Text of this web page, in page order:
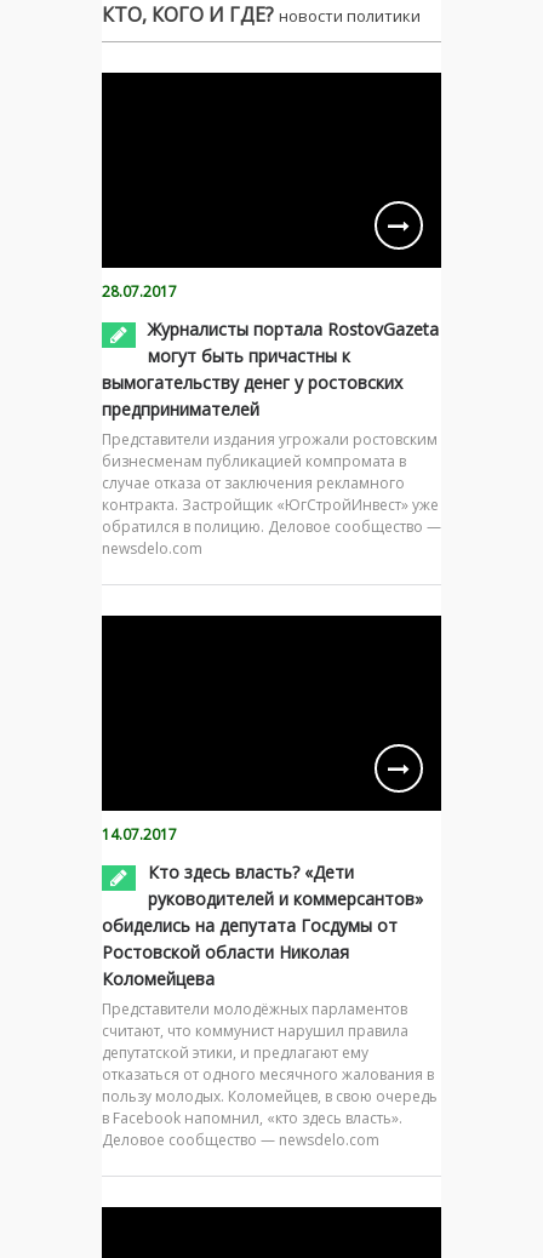
КТО, КОГО И ГДЕ? новости политики
28.07.2017
Журналисты портала RostovGazeta
могут быть причастны к
вымогательству денег у ростовских
предпринимателей
Представители издания угрожали ростовским
бизнесменам публикацией компромата в
случае отказа от заключения рекламного
контракта. Застройщик «ЮгСтройИнвест» уже
обратился в полицию. Деловое сообщество —
newsdelo.com
14.07.2017
Кто здесь власть? «Дети
руководителей и коммерсантов»
обиделись на депутата Госдумы от
Ростовской области Николая
Коломейцева
Представители молодёжных парламентов
считают, что коммунист нарушил правила
депутатской этики, и предлагают ему
отказаться от одного месячного жалования в
пользу молодых. Коломейцев, в свою очередь
в Facebook напомнил, «кто здесь власть».
Деловое сообщество — newsdelo.com